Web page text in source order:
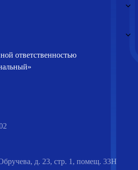
ответственностью
д. 23, стр. 1, помещ. 33Н